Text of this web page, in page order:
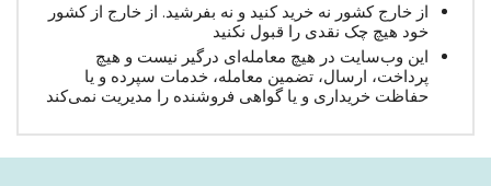
از خارج کشور نه خرید کنید و نه بفرشید. از خارج از کشور
خود هیچ چک نقدی را قبول نکنید
این وب‌سایت در هیچ معامله‌ای درگیر نیست و هیچ
پرداخت، ارسال، تضمین معامله، خدمات سپرده و یا
حفاظت خریداری و یا گواهی فروشنده را مدیریت نمی‌کند